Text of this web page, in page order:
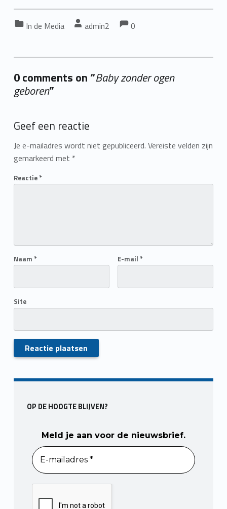
In de Media admin2
Comments:
0
0 comments on “Baby zonder ogen
geboren”
Geef een reactie
Je e-mailadres wordt niet gepubliceerd. Vereiste velden zijn
gemarkeerd met *
Reactie*
Naam * E-mail *
Site
OP DE HOOGTE BLIJVEN?
Meld je aan voor de nieuwsbrief.